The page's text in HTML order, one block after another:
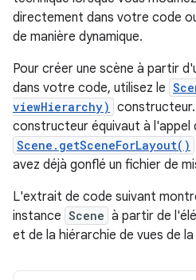
directement dans votre code
de manière dynamique.
Pour créer une scène à partir
dans votre code, utilisez le
viewHierarchy)
constructeur équivaut à l'appel
Scene.getSceneForLayout()
avez déjà gonflé un fichier de
L'extrait de code suivant
instance Scene à partir de
et de la hiérarchie de vues de